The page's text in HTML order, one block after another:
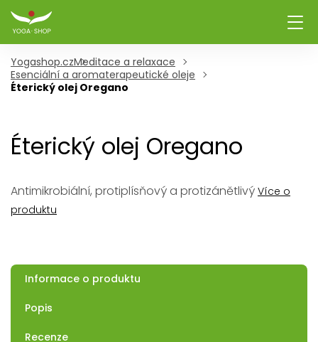
Yogashop.czMeditace a relaxace
Esenciální a aromaterapeutické oleje
Éterický olej Oregano
Éterický olej Oregano
Antimikrobiální, protiplísňový a protizánětlivý Více o
produktu
Informace o produktu
Popis
Recenze